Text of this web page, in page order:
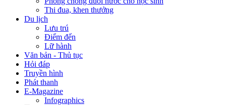
Thi đua, khen thưởng
Du lịch
Lưu trú
Điểm đến
Lữ hành
Văn bản - Thủ tục
Hỏi đáp
Truyền hình
Phát thanh
E-Magazine
Infographics